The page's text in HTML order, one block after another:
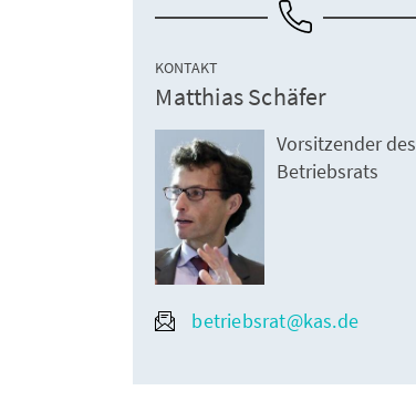
KONTAKT
Matthias Schäfer
Vorsitzender des
Betriebsrats
betriebsrat@kas.de